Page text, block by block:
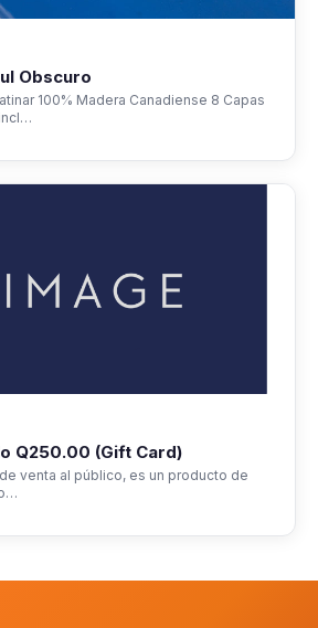
Obscuro
100% Madera Canadiense 8 Capas
Q250.00 (Gift Card)
venta al público, es un producto de